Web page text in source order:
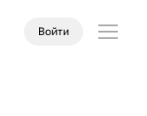
Войти